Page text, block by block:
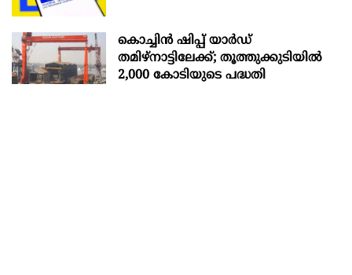
കൊച്ചിന്‍ ഷിപ്പ് യാർഡ്
തമിഴ്നാട്ടിലേക്ക്; തൂത്തുക്കുടിയിൽ
2,000 കോടിയുടെ പദ്ധതി